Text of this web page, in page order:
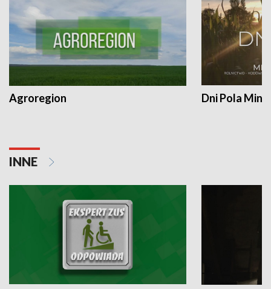
Agroregion Dni Pola
INNE